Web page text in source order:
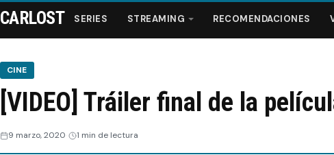
Series
Streaming
CARLOST SERIES STREAMING RECOMENDACIONES
CINE
[VIDEO] Tráiler final de la
9 marzo, 2020 1 min de lectura